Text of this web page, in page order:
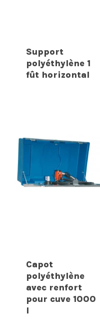
Support
polyéthylène 1
fût horizontal
Capot
polyéthylène
avec renfort
pour cuve 1000
l